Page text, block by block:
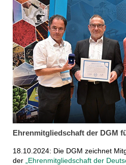
Ehrenmitgliedschaft der DGM
18.10.2024: Die DGM zeichnet
der
„Ehrenmitgliedschaft der